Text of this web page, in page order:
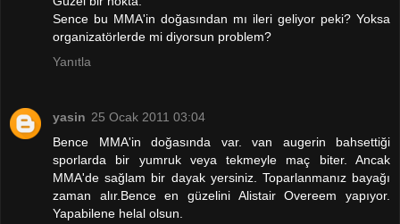
Sence bu MMA'in doğasından mı ileri geliyor peki? Yoksa
organizatörlerde mi diyorsun problem?
Yanıtla
yasin 25 Ocak 2011 03:04
Bence MMA'in doğasında var. van augerin bahsettiği
sporlarda bir yumruk veya tekmeyle maç biter. Ancak
MMA'de sağlam bir dayak yersiniz. Toparlanmanız bayağı
zaman alır.Bence en güzelini Alistair Overeem yapıyor.
Yapabilene helal olsun.